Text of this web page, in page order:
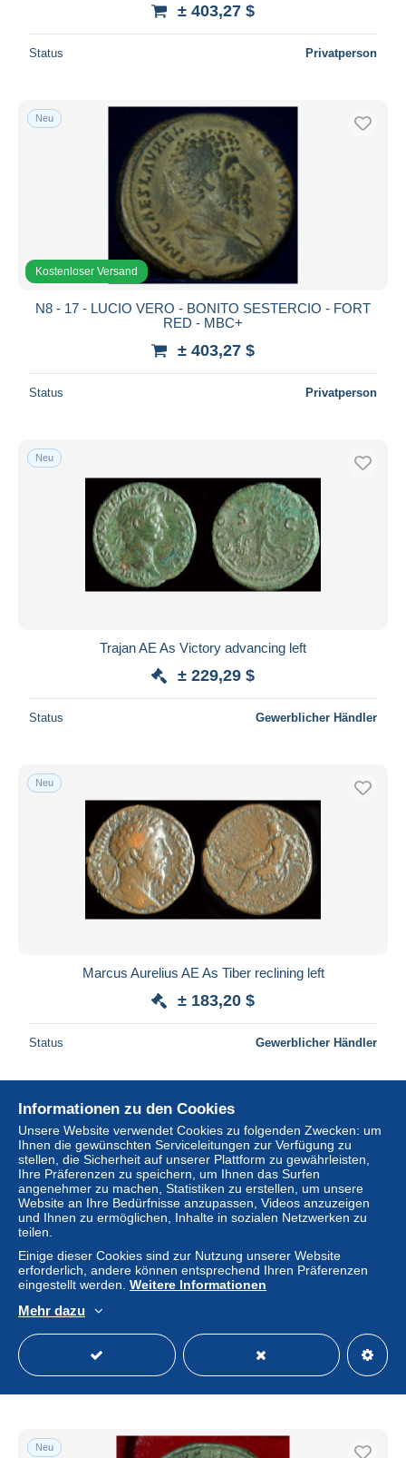
± 403,27 $
Status Privatperson
Neu
Kostenloser Versand
N8 - 17 - LUCIO VERO - BONITO SESTERCIO - FORT
RED - MBC+
± 403,27 $
Status Privatperson
Neu
Trajan AE As Victory advancing left
± 229,29 $
Status Gewerblicher Händler
Neu
Marcus Aurelius AE As Tiber reclining left
± 183,20 $
Status Gewerblicher Händler
Neu
Kostenloser Versand
± 432,08 $
Neu
Informationen zu den Cookies
Unsere Website verwendet Cookies zu folgenden Zwecken: um
Ihnen die gewünschten Serviceleitungen zur Verfügung zu
stellen, die Sicherheit auf unserer Plattform zu gewährleisten,
Ihre Präferenzen zu speichern, um Ihnen das Surfen
angenehmer zu machen, Statistiken zu erstellen, um unsere
Website an Ihre Bedürfnisse anzupassen, Videos anzuzeigen
und Ihnen zu ermöglichen, Inhalte in sozialen Netzwerken zu
teilen.
Einige dieser Cookies sind zur Nutzung unserer Website
erforderlich, andere können entsprechend Ihren Präferenzen
eingestellt werden. Weitere Informationen
Mehr dazu